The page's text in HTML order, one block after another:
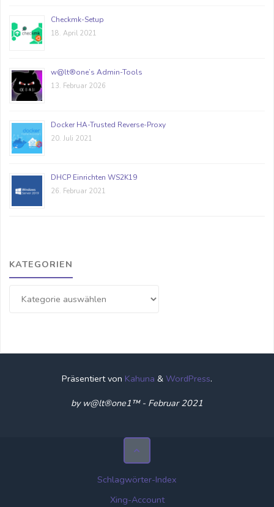
Checkmk-Setup
18. April 2021
w@lt®one’s Admin-Tools
13. Februar 2026
Docker HA-Trusted Reverse-Proxy
20. Juli 2021
DHCP Einrichten WS2K19
26. Februar 2021
KATEGORIEN
Präsentiert von Kahuna & WordPress.
by w@lt®one1™ - Februar 2021
Schlagwörter-Index
Xing-Account